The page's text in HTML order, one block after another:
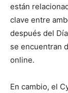
están
clave entre
después del
se encuentran
online.
En cambio, el